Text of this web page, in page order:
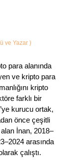
ve Yazar )
para alanında
ve kripto para
kripto
farklı bir
kurucu ortak,
önce çeşitli
İnan, 2018–
arasında
çalıştı.